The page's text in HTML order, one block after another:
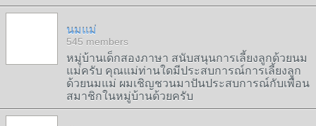
นมแม่
545 members
หมู่บ้านเด็กสองภาษา สนับสนุนการเลี้ยงลูกด้วยนม
แม่ครับ คุณแม่ท่านใดมีประสบการณ์การเลี้ยงลูก
ด้วยนมแม่ ผมเชิญชวนมาปันประสบการณ์กับเพื่อน
สมาชิกในหมู่บ้านด้วยครับ